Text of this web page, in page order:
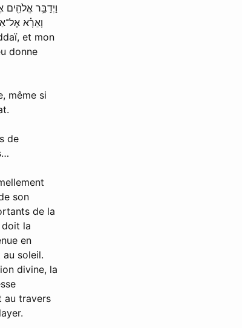
donne
même si
de
son
de la
la
en
soleil.
divine, la
au travers